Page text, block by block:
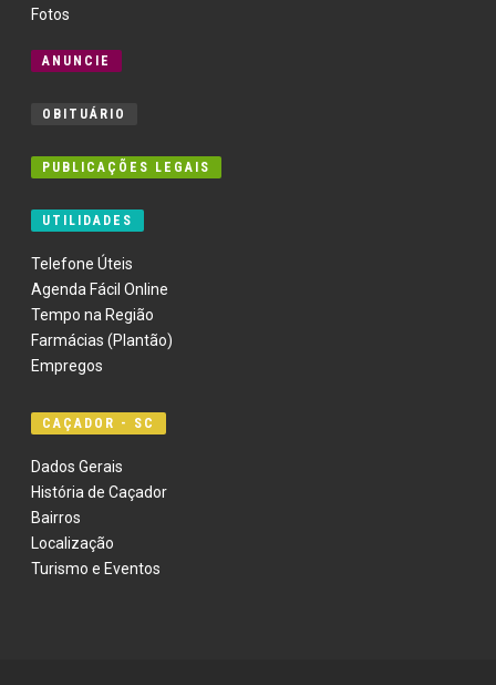
Fotos
ANUNCIE
OBITUÁRIO
PUBLICAÇÕES LEGAIS
UTILIDADES
Telefone Úteis
Agenda Fácil Online
Tempo na Região
Farmácias (Plantão)
Empregos
CAÇADOR - SC
Dados Gerais
História de Caçador
Bairros
Localização
Turismo e Eventos